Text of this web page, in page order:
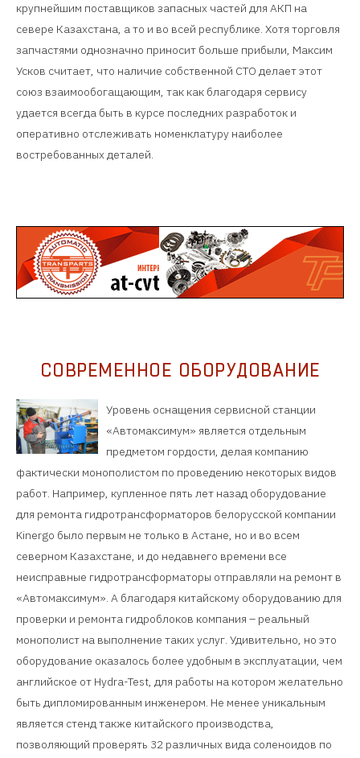
крупнейшим поставщиков запасных частей для АКП на
севере Казахстана, а то и во всей республике. Хотя торговля
запчастями однозначно приносит больше прибыли, Максим
Усков считает, что наличие собственной СТО делает этот
союз взаимообогащающим, так как благодаря сервису
удается всегда быть в курсе последних разработок и
оперативно отслеживать номенклатуру наиболее
востребованных деталей.
СОВРЕМЕННОЕ ОБОРУДОВАНИЕ
Уровень оснащения сервисной станции
«Автомаксимум» является отдельным
предметом гордости, делая компанию
фактически монополистом по проведению некоторых видов
работ. Например, купленное пять лет назад оборудование
для ремонта гидротрансформаторов белорусской компании
Kinergo было первым не только в Астане, но и во всем
северном Казахстане, и до недавнего времени все
неисправные гидротрансформаторы отправляли на ремонт в
«Автомаксимум». А благодаря китайскому оборудованию для
проверки и ремонта гидроблоков компания – реальный
монополист на выполнение таких услуг. Удивительно, но это
оборудование оказалось более удобным в эксплуатации, чем
английское от Hydra-Test, для работы на котором желательно
быть дипломированным инженером. Не менее уникальным
является стенд также китайского производства,
позволяющий проверять 32 различных вида соленоидов по